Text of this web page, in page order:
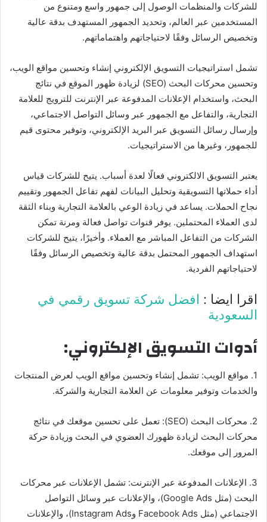
للشركات والمنظمات الوصول إلى جمهور واسع ومتنوع من
المستخدمين عبر العالم، وتحديد الجمهور المستهدف بدقة عالية
وتخصيص الرسائل وفقًا لاحتياجاتهم واهتماماتهم.
تشمل استراتيجيات التسويق الإلكتروني إنشاء وتحسين مواقع الويب،
وتحسين محركات البحث (SEO) لزيادة ظهور الموقع في نتائج
البحث، واستخدام الإعلانات المدفوعة عبر الإنترنت للترويج للعلامة
التجارية، والتفاعل مع الجمهور عبر وسائل التواصل الاجتماعي،
وإرسال رسائل التسويق عبر البريد الإلكتروني، وتوفير محتوى قيم
للجمهور، وغيرها من الاستراتيجيات.
يعتبر التسويق الالكتروني فعالًا لعدة أسباب. يتيح للشركات قياس
أداء حملاتها التسويقية وتحليل البيانات لفهم تفاعل الجمهور وتقييم
نجاح الحملات. يساعد في زيادة الوعي بالعلامة التجارية وبناء الثقة
لدى العملاء المحتملين. يوفر قنوات تواصل فعالة ومرنة تمكن
الشركات من التفاعل المباشر مع العملاء. وأخيرًا، يتيح للشركات
استهداف الجمهور المحتمل بدقة عالية وتخصيص الرسائل وفقًا
لاحتياجاتهم الفردية.
اقرا ايضا : افضل شركة تسويق رقمي في
السعودية
أدوات التسويق الإلكتروني:
1. مواقع الويب: تشمل إنشاء وتحسين مواقع الويب لعرض المنتجات
والخدمات وتوفير معلومات عن العلامة التجارية والشركة.
2. محركات البحث (SEO): تعمل على تحسين موقعك في نتائج
محركات البحث لزيادة ظهورك العضوي في البحث وزيادة حركة
المرور إلى موقعك.
3. الإعلانات المدفوعة عبر الإنترنت: تشمل الإعلانات عبر محركات
البحث (مثل Google Ads)، والإعلانات عبر وسائل التواصل
الاجتماعي (مثل Facebook Ads وInstagram Ads)، والإعلانات